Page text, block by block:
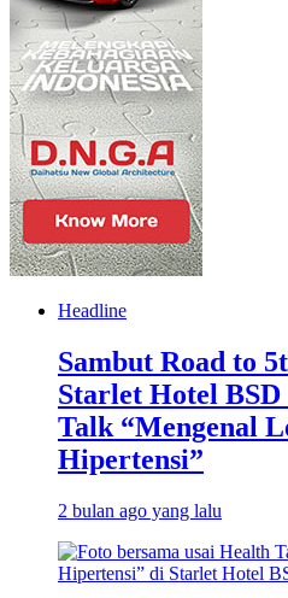
Headline
Sambut Road to
Starlet Hotel
Talk “Mengenal
Hipertensi”
2 bulan ago yang lalu